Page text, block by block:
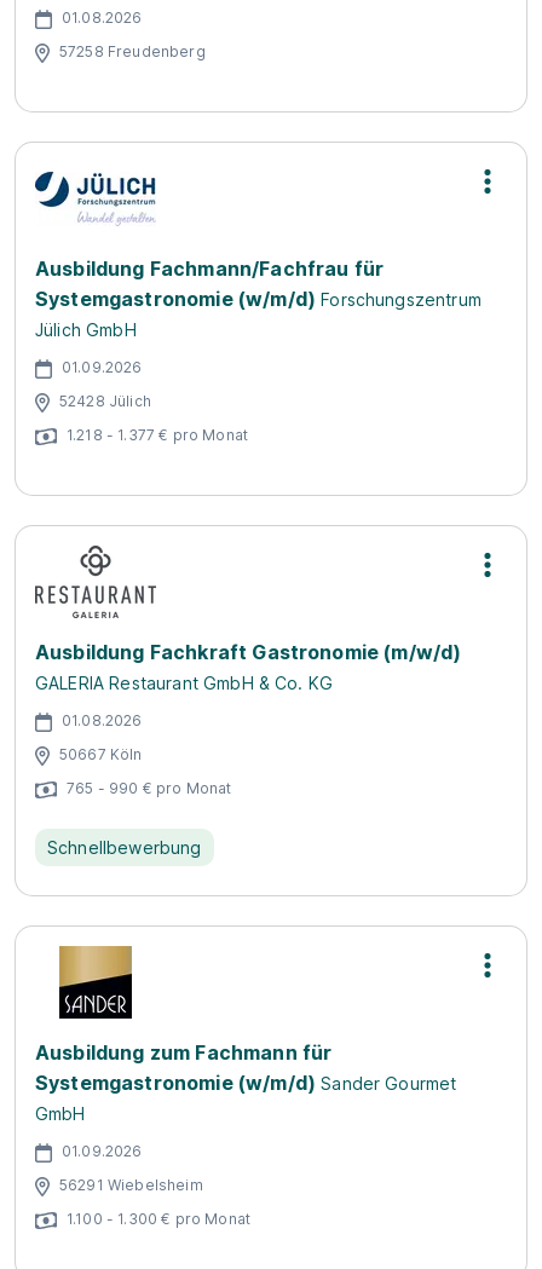
01.08.2026
57258 Freudenberg
Ausbildung Fachmann/Fachfrau für
Systemgastronomie (w/m/d) Forschungszentrum
Jülich GmbH
01.09.2026
52428 Jülich
1.218 - 1.377 € pro Monat
Ausbildung Fachkraft Gastronomie (m/w/d)
GALERIA Restaurant GmbH & Co. KG
01.08.2026
50667 Köln
765 - 990 € pro Monat
Schnellbewerbung
Ausbildung zum Fachmann für
Systemgastronomie (w/m/d) Sander Gourmet
GmbH
01.09.2026
56291 Wiebelsheim
1.100 - 1.300 € pro Monat